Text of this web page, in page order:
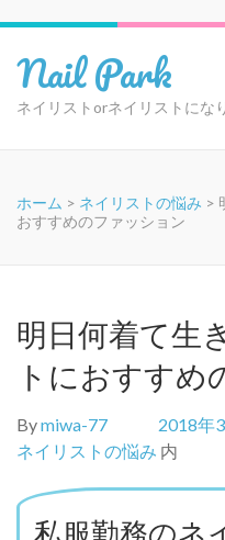
Nail Park
ネイリストorネイリストにな
ホーム > ネイリストの悩み >
おすすめのファッション
明日何着て生
トにおすすめ
Bymiwa-77 2018年
ネイリストの悩み 内
私服勤務のネ